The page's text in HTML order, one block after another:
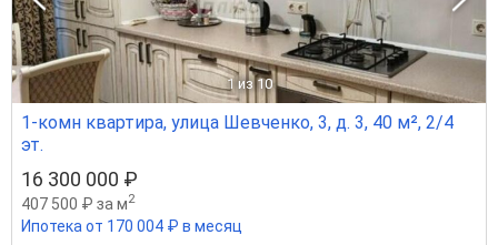
1 из 10
1-комн квартира, улица Шевченко, 3, д. 3, 40 м², 2/4
эт.
16 300 000 ₽
407 500 ₽ за м2
Ипотека от 170 004 ₽ в месяц